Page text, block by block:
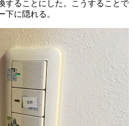
することにした。こうすることで
下に隠れる。